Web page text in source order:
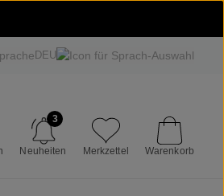
DEU
Neuheiten
3
Merkzettel Warenkorb